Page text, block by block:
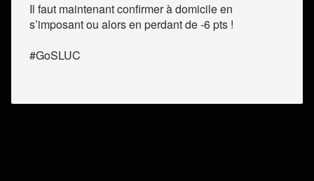
Il faut maintenant confirmer à domicile en
s’imposant ou alors en perdant de -6 pts !
#GoSLUC